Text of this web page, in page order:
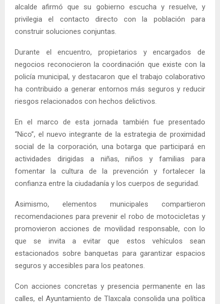
alcalde afirmó que su gobierno escucha y resuelve, y
privilegia el contacto directo con la población para
construir soluciones conjuntas.
Durante el encuentro, propietarios y encargados de
negocios reconocieron la coordinación que existe con la
policía municipal, y destacaron que el trabajo colaborativo
ha contribuido a generar entornos más seguros y reducir
riesgos relacionados con hechos delictivos.
En el marco de esta jornada también fue presentado
“Nico”, el nuevo integrante de la estrategia de proximidad
social de la corporación, una botarga que participará en
actividades dirigidas a niñas, niños y familias para
fomentar la cultura de la prevención y fortalecer la
confianza entre la ciudadanía y los cuerpos de seguridad.
Asimismo, elementos municipales compartieron
recomendaciones para prevenir el robo de motocicletas y
promovieron acciones de movilidad responsable, con lo
que se invita a evitar que estos vehículos sean
estacionados sobre banquetas para garantizar espacios
seguros y accesibles para los peatones.
Con acciones concretas y presencia permanente en las
calles, el Ayuntamiento de Tlaxcala consolida una política